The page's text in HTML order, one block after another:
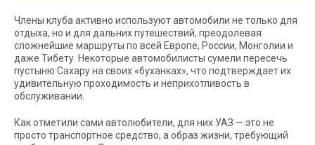
Члены клуба активно используют автомобили не только для
отдыха, но и для дальних путешествий, преодолевая
сложнейшие маршруты по всей Европе, России, Монголии и
даже Тибету. Некоторые автомобилисты сумели пересечь
пустыню Сахару на своих «буханках», что подтверждает их
удивительную проходимость и неприхотливость в
обслуживании.
Как отметили сами автолюбители, для них УАЗ — это не
просто транспортное средство, а образ жизни, требующий